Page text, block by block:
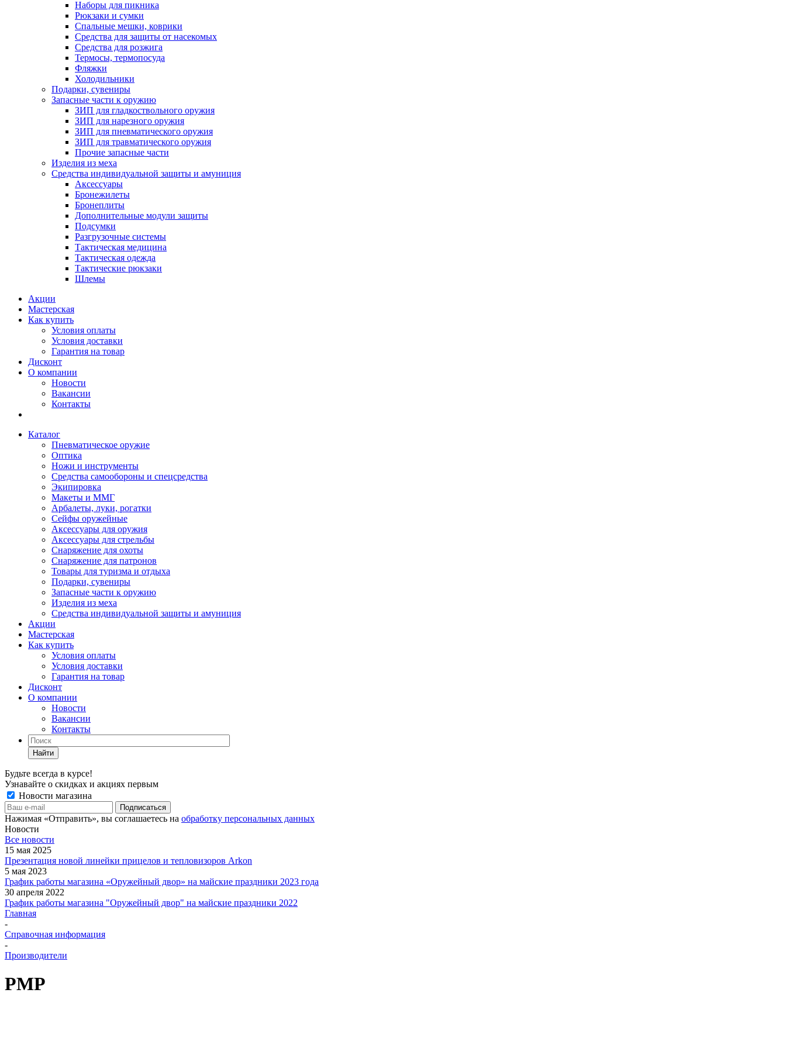
Наборы для пикника
Рюкзаки и сумки
Спальные мешки, коврики
Средства для защиты от насекомых
Средства для розжига
Термосы, термопосуда
Фляжки
Холодильники
Подарки, сувениры
Запасные части к оружию
ЗИП для гладкоствольного оружия
ЗИП для нарезного оружия
ЗИП для пневматического оружия
ЗИП для травматического оружия
Прочие запасные части
Изделия из меха
Средства индивидуальной защиты и амуниция
Аксессуары
Бронежилеты
Бронеплиты
Дополнительные модули защиты
Подсумки
Разгрузочные системы
Тактическая медицина
Тактическая одежда
Тактические рюкзаки
Шлемы
Акции
Мастерская
Как купить
Условия оплаты
Условия доставки
Гарантия на товар
Дисконт
О компании
Новости
Вакансии
Контакты
Каталог
Пневматическое оружие
Оптика
Ножи и инструменты
Средства самообороны и спецсредства
Экипировка
Макеты и ММГ
Арбалеты, луки, рогатки
Сейфы оружейные
Аксессуары для оружия
Аксессуары для стрельбы
Снаряжение для охоты
Снаряжение для патронов
Товары для туризма и отдыха
Подарки, сувениры
Запасные части к оружию
Изделия из меха
Средства индивидуальной защиты и амуниция
Акции
Мастерская
Как купить
Условия оплаты
Условия доставки
Гарантия на товар
Дисконт
О компании
Новости
Вакансии
Контакты
Найти
Будьте всегда в курсе!
Узнавайте о скидках и акциях первым
Новости магазина
Нажимая «Отправить», вы соглашаетесь на обработку персональных данных
Новости
Все новости
15 мая 2025
Презентация новой линейки прицелов и тепловизоров Arkon
5 мая 2023
График работы магазина «Оружейный двор» на майские праздники 2023 года
30 апреля 2022
График работы магазина "Оружейный двор" на майские праздники 2022
Главная
-
Справочная информация
-
Производители
PMP